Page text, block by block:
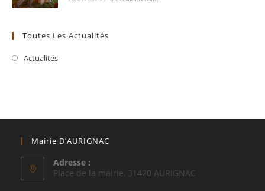
Toutes Les Actualités
Actualités
Mairie D’AURIGNAC
Adresse :
Place de la mairie, 31420 AURIGNAC